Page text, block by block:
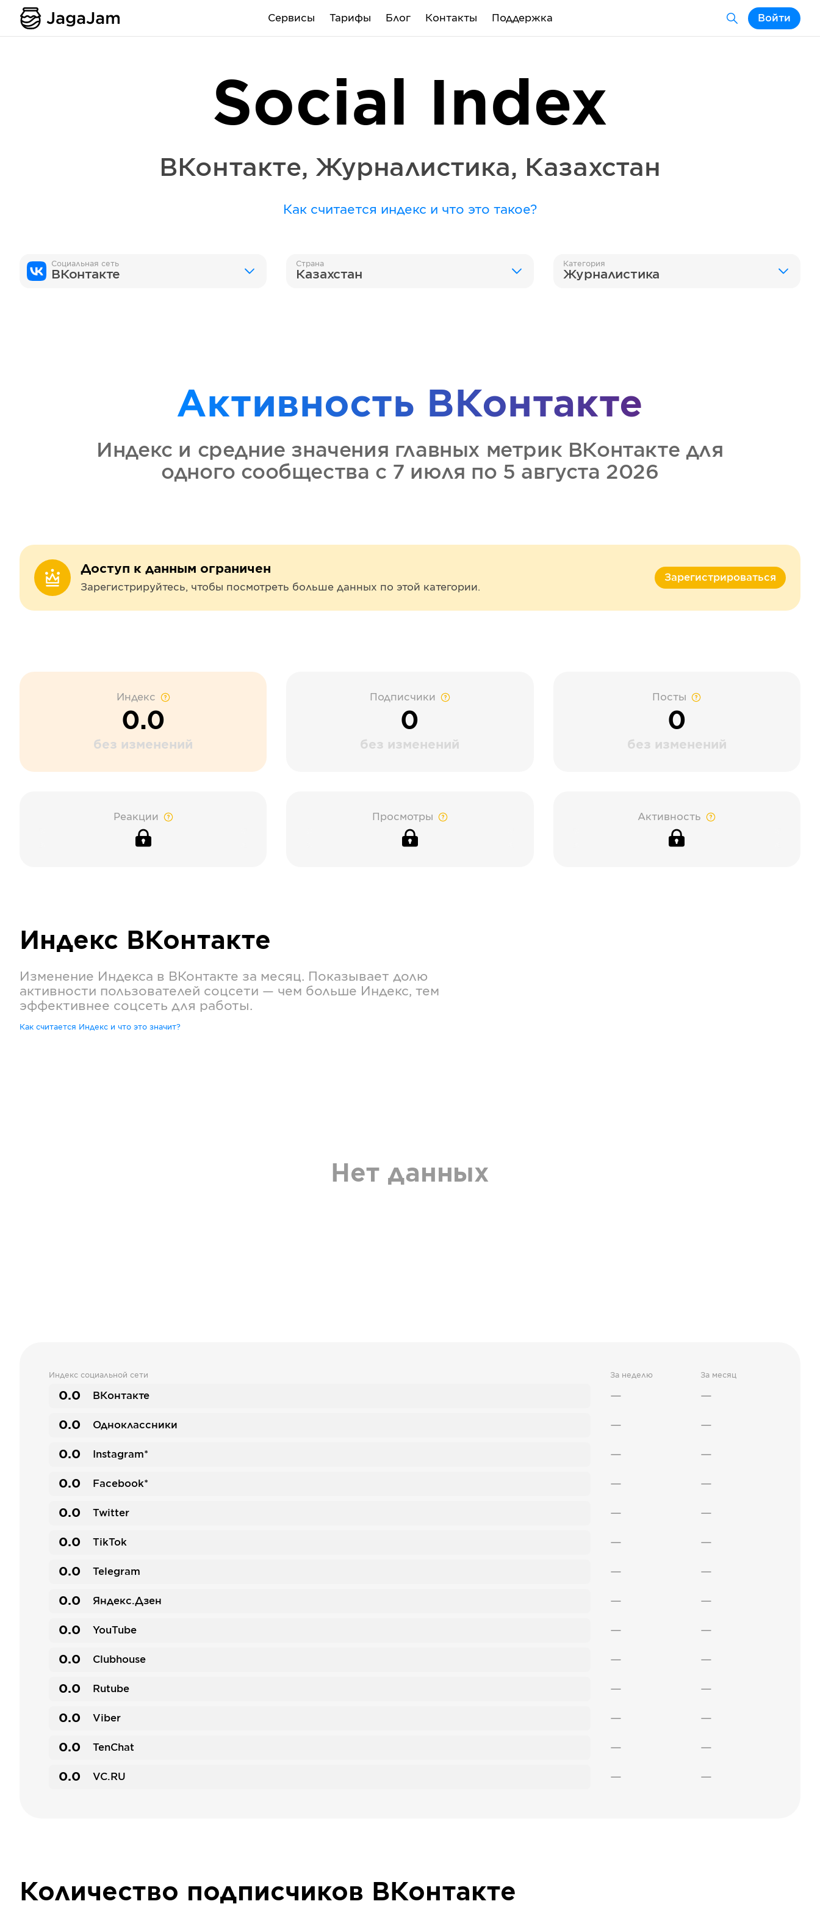
Сервисы Тарифы Блог Контакты Поддержка Войти
Social Index
ВКонтакте, Журналистика, Казахстан
Как считается индекс и что это такое?
Социальная сеть
ВКонтакте
Страна
Казахстан
Категория
Журналистика
Активность ВКонтакте
Индекс и средние значения главных метрик ВКонтакте для
одного сообщества с 7 июля по 5 августа 2026
Доступ к данным ограничен
Зарегистрируйтесь, чтобы посмотреть больше данных по этой категории.
Зарегистрироваться
Индекс
0.0
без изменений
Подписчики
0
без изменений
Посты
0
без изменений
Реакции Просмотры Активность
Индекс ВКонтакте
Изменение Индекса в ВКонтакте за месяц. Показывает долю
активности пользователей соцсети — чем больше Индекс, тем
эффективнее соцсеть для работы.
Как считается Индекс и что это значит?
Нет данных
Индекс социальной сети За неделю За месяц
0.0 ВКонтакте — —
0.0 Одноклассники — —
0.0 Instagram* — —
0.0 Facebook* — —
0.0 Twitter — —
0.0 TikTok — —
0.0 Telegram — —
0.0 Яндекс.Дзен — —
0.0 YouTube — —
0.0 Clubhouse — —
0.0 Rutube — —
0.0 Viber — —
0.0 TenChat — —
0.0 VC.RU — —
Количество подписчиков ВКонтакте